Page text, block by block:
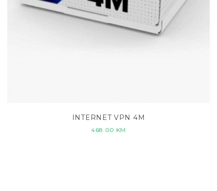
INTERNET VPN 4M
468.00 KM